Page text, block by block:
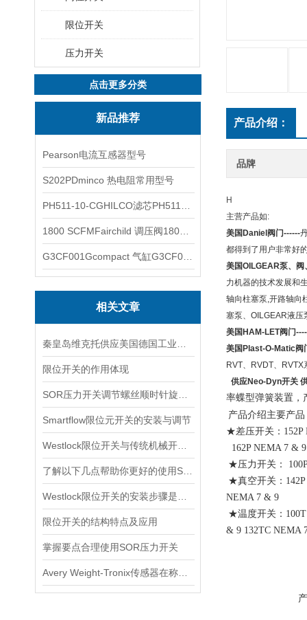
限位开关
压力开关
点击更多分类
新品推荐
Pearson电流互感器型号
S202PDminco 热电阻常用型号
相关文章
限位开关的作用体现
Smartflow限位元开关的安装与调节
限位开关的结构特点及应用
掌握要点合理使用SOR压力开关
产品介绍：
品牌
H
主营产品如:
美国Daniel阀门------
都得到了用户非常好
美国OILGEAR泵、阀
力机器的技术发展和
轴向柱塞泵,开路轴向
塞泵、OILGEAR液压
美国HAM-LET阀门
美国Plast-O-Matic阀
RVT、RVDT、
供应Neo-Dyn开关
率蝶型弹簧装置，
产品介绍主要产品
★差压开关：152P
162P NEMA 7 & 9
★压力开关：
★真空开关：142P
NEMA 7 & 9
★温度开关：100T
& 9 132TC NEMA